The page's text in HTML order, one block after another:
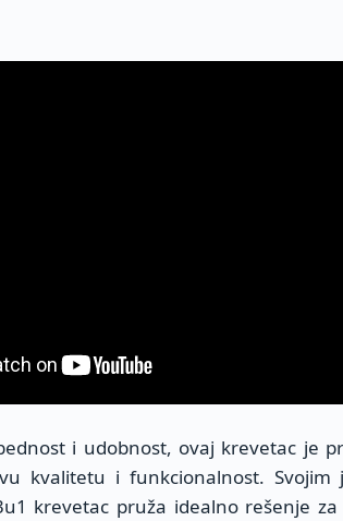
i udobnost, ovaj krevetac je
kvalitetu i funkcionalnost. Svojim
krevetac pruža idealno rešenje